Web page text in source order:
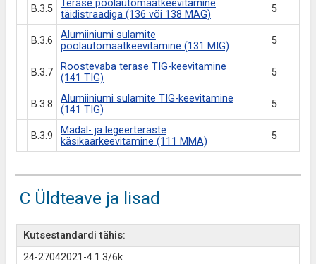
B.3.5
Terase poolautomaatkeevitamine
täidistraadiga (136 või 138 MAG)
5
B.3.6
Alumiiniumi sulamite
poolautomaatkeevitamine (131 MIG)
5
B.3.7
Roostevaba terase TIG-keevitamine
(141 TIG)
5
B.3.8
Alumiiniumi sulamite TIG-keevitamine
(141 TIG)
5
B.3.9
Madal- ja legeerteraste
käsikaarkeevitamine (111 MMA)
5
C Üldteave ja lisad
Kutsestandardi tähis:
24-27042021-4.1.3/6k